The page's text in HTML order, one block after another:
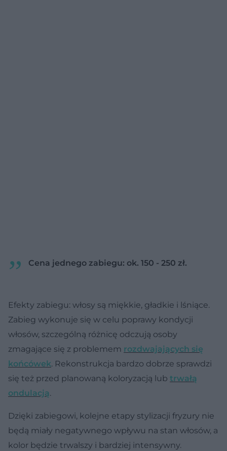
Cena jednego zabiegu: ok. 150 - 250 zł.
Efekty zabiegu: włosy są miękkie, gładkie i lśniące.
Zabieg wykonuje się w celu poprawy kondycji
włosów, szczególną różnicę odczują osoby
zmagające się z problemem rozdwajających się
końcówek. Rekonstrukcja bardzo dobrze sprawdzi
się też przed planowaną koloryzacją lub trwałą
ondulacją.
Dzięki zabiegowi, kolejne etapy stylizacji fryzury nie
będą miały negatywnego wpływu na stan włosów, a
kolor będzie trwalszy i bardziej intensywny.